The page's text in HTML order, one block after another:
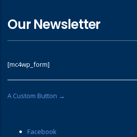
Our Newsletter
[mc4wp_form]
A Custom Button →
Facebook